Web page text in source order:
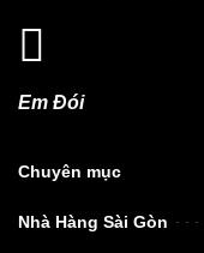
Em Đói
Chuyên mục
Nhà Hàng Sài Gòn